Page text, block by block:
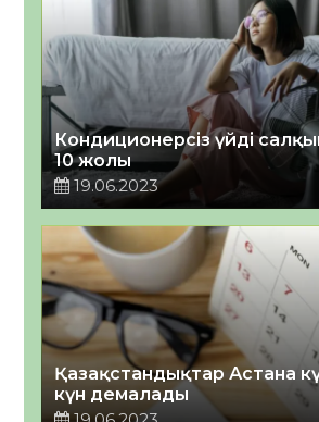
Кондиционерсіз үйді
10 жолы
19.06.2023
Қазақстандықтар Астана
күн демалады